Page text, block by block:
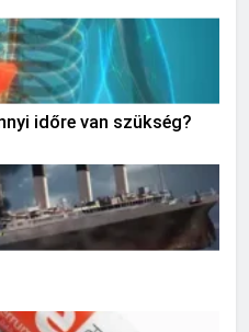
időre van szükség?